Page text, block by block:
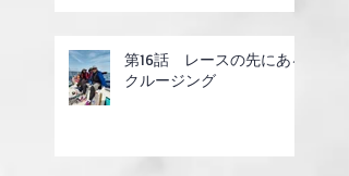
第16話 レースの先にある
クルージング